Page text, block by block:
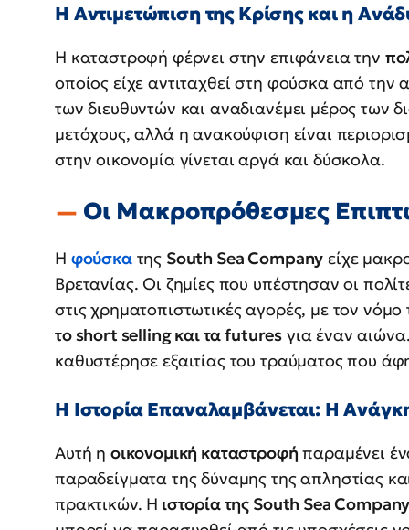
Η Αντιμετώπιση της Κρίσης και η
Η καταστροφή φέρνει στην επιφάνεια την
οποίος είχε αντιταχθεί στη φούσκα από
των διευθυντών και αναδιανέμει μέρος των
μετόχους, αλλά η ανακούφιση είναι
στην οικονομία γίνεται αργά και δύσκολα.
Οι Μακροπρόθεσμες
Η φούσκατης South Sea Company είχε
Βρετανίας. Οι ζημίες που υπέστησαν οι
στις χρηματοπιστωτικές αγορές, με τον
το short selling και τα futures για έναν
καθυστέρησε εξαιτίας του τραύματος που
Η Ιστορία Επαναλαμβάνεται: Η
Αυτή η οικονομική καταστροφή παραμένει
παραδείγματα της δύναμης της απληστίας
πρακτικών. Η ιστορία της South Sea Company